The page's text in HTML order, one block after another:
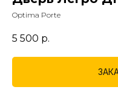
Optima Porte
5 500 р.